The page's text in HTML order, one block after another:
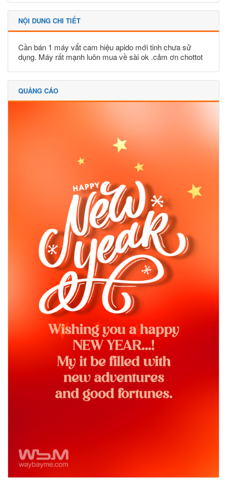
NỘI DUNG CHI TIẾT
Cần bán 1 máy vắt cam hiệu apido mới tinh chưa sử
dụng. Máy rất mạnh luôn mua về sài ok .cảm ơn chottot
QUẢNG CÁO